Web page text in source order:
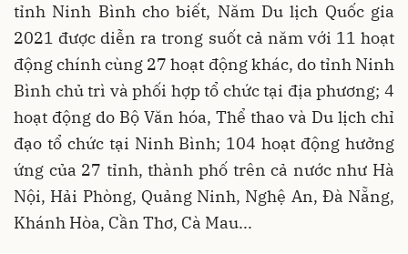
tỉnh Ninh Bình cho biết, Năm Du lịch Quốc gia
2021 được diễn ra trong suốt cả năm với 11 hoạt
động chính cùng 27 hoạt động khác, do tỉnh Ninh
Bình chủ trì và phối hợp tổ chức tại địa phương; 4
hoạt động do Bộ Văn hóa, Thể thao và Du lịch chỉ
đạo tổ chức tại Ninh Bình; 104 hoạt động hưởng
ứng của 27 tỉnh, thành phố trên cả nước như Hà
Nội, Hải Phòng, Quảng Ninh, Nghệ An, Đà Nẵng,
Khánh Hòa, Cần Thơ, Cà Mau...